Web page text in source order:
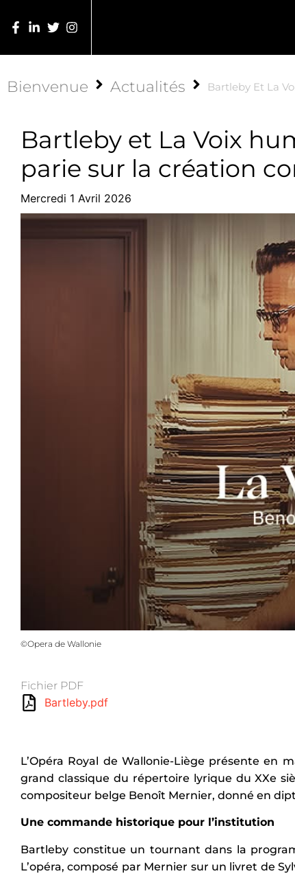
Bienvenue Actualités Bartleby Et La
Bartleby et La Voix
parie sur la création
Mercredi 1 Avril 2026
©Opera de Wallonie
Fichier PDF
Bartleby.pdf
L’Opéra Royal de Wallonie-Liège présente
grand classique du répertoire lyrique du XXe
compositeur belge Benoît Mernier, donné en
Une commande historique pour l’institution
Bartleby constitue un tournant dans la
L’opéra, composé par Mernier sur un livret de